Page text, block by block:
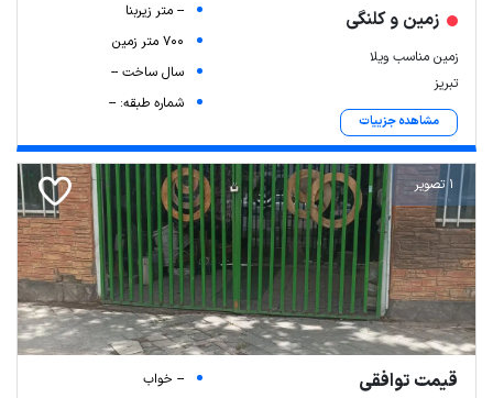
زمین و کلنگی
زمین مناسب ویلا
تبریز
مشاهده جزییات
-- متر زیربنا
700 متر زمین
سال ساخت --
شماره طبقه: --
1 تصویر
قیمت توافقی
-- خواب